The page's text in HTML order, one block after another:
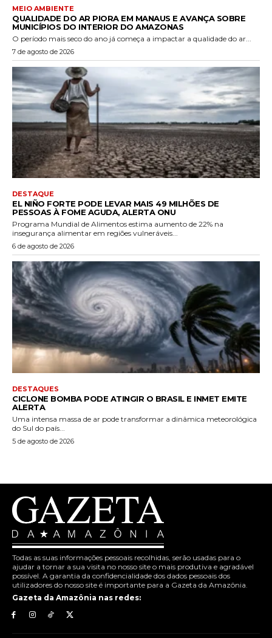
MEIO AMBIENTE
QUALIDADE DO AR PIORA EM MANAUS E AVANÇA SOBRE
MUNICÍPIOS DO INTERIOR DO AMAZONAS
O período mais seco do ano já começa a impactar a qualidade do ar...
7 de agosto de 2026
DESTAQUE
EL NIÑO FORTE PODE LEVAR MAIS 49 MILHÕES DE
PESSOAS À FOME AGUDA, ALERTA ONU
Programa Mundial de Alimentos estima aumento de 22% na
insegurança alimentar em regiões vulneráveis...
6 de agosto de 2026
DESTAQUES
CICLONE BOMBA PODE ATINGIR O BRASIL E INMET EMITE
ALERTA
Uma intensa massa de ar pode transformar a dinâmica meteorológica
do Sul do país...
5 de agosto de 2026
Todas as suas informações pessoais recolhidas, serão usadas para o
ajudar a tornar a sua visita no nosso site o mais produtiva e agradável
possível. A garantia da confidencialidade dos dados pessoais dos
utilizadores do nosso site é importante para a Gazeta da Amazônia.
Gazeta da Amazônia nas redes: